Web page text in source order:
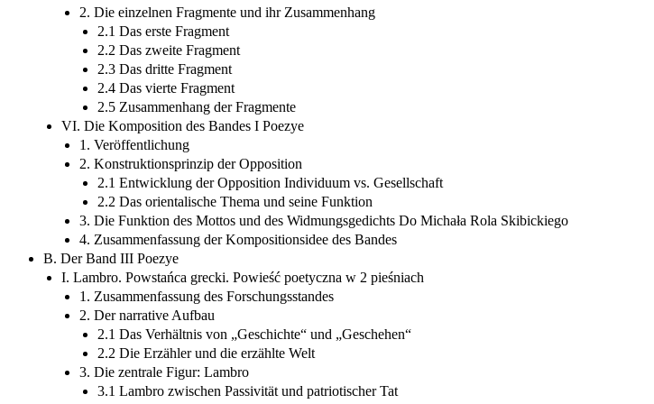
2. Die einzelnen Fragmente und ihr Zusammenhang
2.1 Das erste Fragment
2.2 Das zweite Fragment
2.3 Das dritte Fragment
2.4 Das vierte Fragment
2.5 Zusammenhang der Fragmente
VI. Die Komposition des Bandes I Poezye
1. Veröffentlichung
2. Konstruktionsprinzip der Opposition
2.1 Entwicklung der Opposition Individuum vs. Gesellschaft
2.2 Das orientalische Thema und seine Funktion
3. Die Funktion des Mottos und des Widmungsgedichts Do Michała Rola Skibickiego
4. Zusammenfassung der Kompositionsidee des Bandes
B. Der Band III Poezye
I. Lambro. Powstańca grecki. Powieść poetyczna w 2 pieśniach
1. Zusammenfassung des Forschungsstandes
2. Der narrative Aufbau
2.1 Das Verhältnis von „Geschichte“ und „Geschehen“
2.2 Die Erzähler und die erzählte Welt
3. Die zentrale Figur: Lambro
3.1 Lambro zwischen Passivität und patriotischer Tat